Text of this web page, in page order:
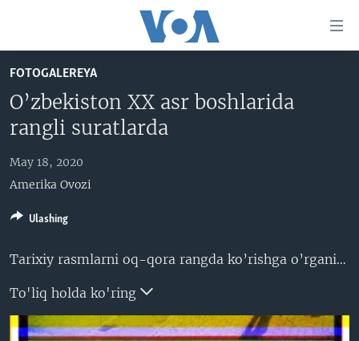
boring
Boshiga
Qidiruvga
o'ting
AMERIKA
MARKAZIY OSIYO
XALQARO
MULTIMEDIA
AMERIKA MANZARALARI
XALQARO HAYOT
VASHINGTON CHOYXONASI
IJTIMOIY TARMOQLAR
FACEBOOK
YOUTUBE
INGLIZ TILI DARSLARI
EDITORIAL
FOTOGALEREYA
O’zbekiston XX asr boshlarida
rangli suratlarda
May 18, 2020
Amerika Ovozi
Tarixiy rasmlarni oq-qora rangda ko’rishga o’rganib qolganmiz. Lekin rangli fotosuratlarni yaratishga urinish XIX asrning ikkinchi yarmidayoq boshlangan.
To'liq holda ko'ring
Ulashing